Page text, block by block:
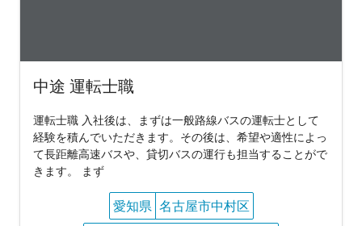
中途 運転士職
運転士職 入社後は、まずは一般路線バスの運転士として
経験を積んでいただきます。その後は、希望や適性によっ
て長距離高速バスや、貸切バスの運行も担当することがで
きます。 まず
愛知県 名古屋市中村区